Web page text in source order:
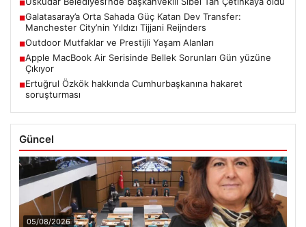
■
■Galatasaray’a Orta Sahada Güç Katan Dev Transfer:
Manchester City’nin Yıldızı Tijjani Reijnders
■Outdoor Mutfaklar ve Prestijli Yaşam Alanları
■Apple MacBook Air Serisinde Bellek Sorunları Gün yüzüne
Çıkıyor
■Ertuğrul Özkök hakkında Cumhurbaşkanına hakaret
soruşturması
Güncel
05/08/2026